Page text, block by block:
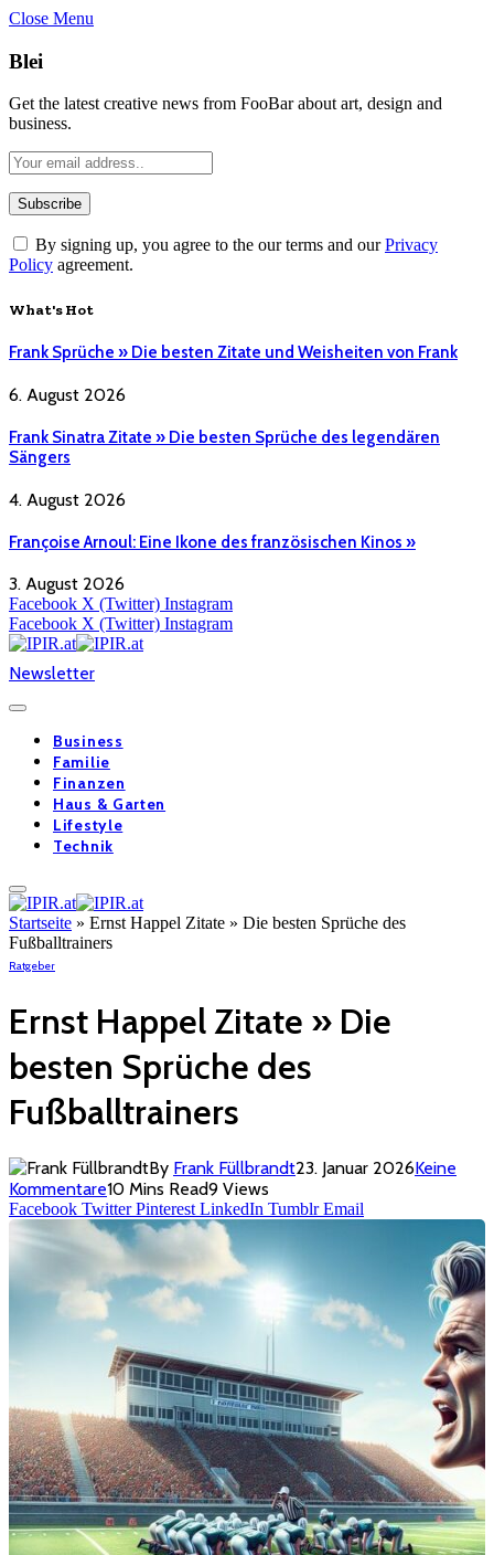
Close Menu
Blei
Get the latest creative news from FooBar about art, design and
business.
By signing up, you agree to the our terms and ourPrivacy
Policy agreement.
What's Hot
Frank Sprüche » Die besten Zitate und Weisheiten von Frank
6. August 2026
Frank Sinatra Zitate » Die besten Sprüche des legendären
Sängers
4. August 2026
Françoise Arnoul: Eine Ikone des französischen Kinos »
3. August 2026
Facebook X (Twitter) Instagram
Facebook X (Twitter) Instagram
Newsletter
Business
Familie
Finanzen
Haus & Garten
Lifestyle
Technik
Startseite » Ernst Happel Zitate » Die besten Sprüche des
Fußballtrainers
Ratgeber
Ernst Happel Zitate » Die
besten Sprüche des
Fußballtrainers
By Frank Füllbrandt23. Januar 2026Keine
Kommentare10 Mins Read9 Views
Facebook Twitter Pinterest LinkedIn Tumblr Email